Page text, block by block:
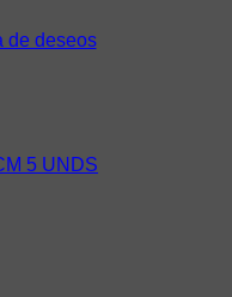
de deseos
5 UNDS